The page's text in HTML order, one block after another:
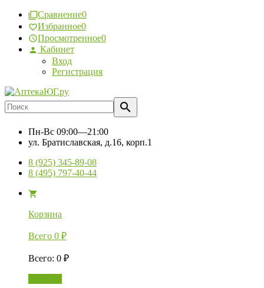
Сравнение0
Избранное0
Просмотренное0
Кабинет
Вход
Регистрация
Пн-Вс 09:00—21:00
ул. Братиславская, д.16, корп.1
8 (925) 345-89-08
8 (495) 797-40-44
Корзина
Всего 0 ₽
Всего: 0 ₽